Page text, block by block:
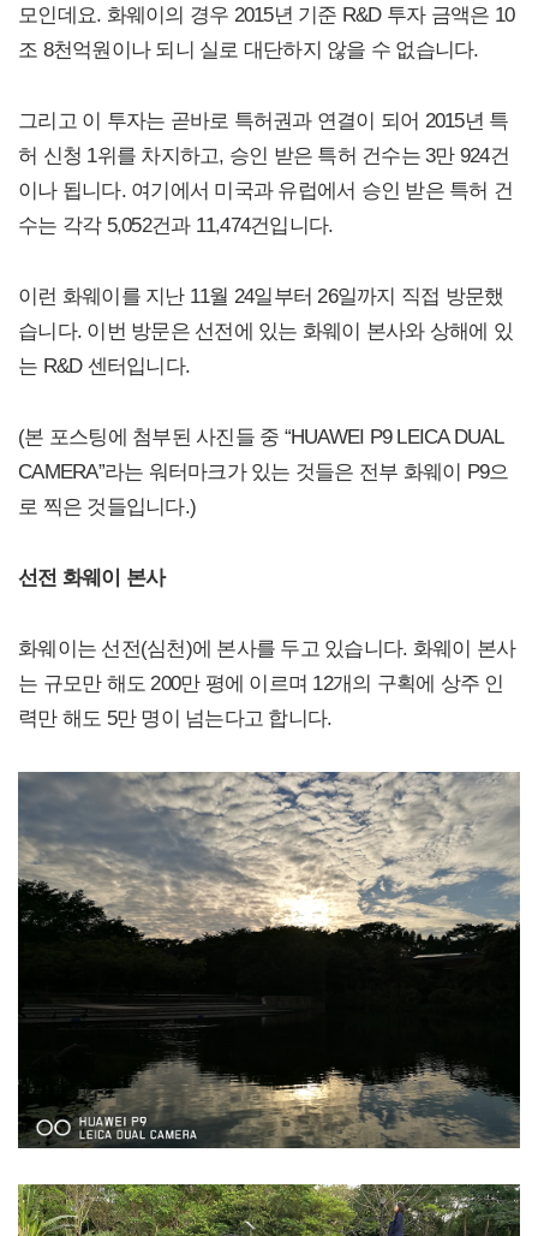
모인데요. 화웨이의 경우 2015년 기준 R&D 투자 금액은 10
조 8천억원이나 되니 실로 대단하지 않을 수 없습니다.
그리고 이 투자는 곧바로 특허권과 연결이 되어 2015년 특
허 신청 1위를 차지하고, 승인 받은 특허 건수는 3만 924건
이나 됩니다. 여기에서 미국과 유럽에서 승인 받은 특허 건
수는 각각 5,052건과 11,474건입니다.
이런 화웨이를 지난 11월 24일부터 26일까지 직접 방문했
습니다. 이번 방문은 선전에 있는 화웨이 본사와 상해에 있
는 R&D 센터입니다.
(본 포스팅에 첨부된 사진들 중 “HUAWEI P9 LEICA DUAL
CAMERA”라는 워터마크가 있는 것들은 전부 화웨이 P9으
로 찍은 것들입니다.)
선전 화웨이 본사
화웨이는 선전(심천)에 본사를 두고 있습니다. 화웨이 본사
는 규모만 해도 200만 평에 이르며 12개의 구획에 상주 인
력만 해도 5만 명이 넘는다고 합니다.